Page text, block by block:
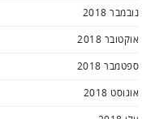
נובמבר 2018
אוקטובר 2018
ספטמבר 2018
אוגוסט 2018